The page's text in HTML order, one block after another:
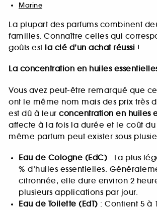
Marine
La plupart des parfums combinent
familles. Connaître celles qui
goûts est la clé d’un achat réussi !
La concentration en huiles
Vous avez peut-être remarqué que
ont le même nom mais des prix très
est dû à leur concentration en huiles
affecte à la fois la durée et le coût du
même parfum peut exister sous
Eau de Cologne (EdC) : La plus
% d’huiles essentielles.
citronnée, elle dure environ 2
plusieurs applications par jour.
Eau de Toilette (EdT) : Contient 5 à